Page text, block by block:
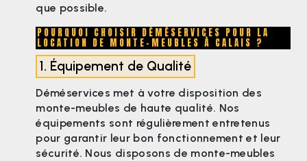
que possible.
POURQUOI CHOISIR DÉMÉSERVICES POUR LA
LOCATION DE MONTE-MEUBLES À CALAIS ?
1. Équipement de Qualité
Déméservices met à votre disposition des
monte-meubles de haute qualité. Nos
équipements sont régulièrement entretenus
pour garantir leur bon fonctionnement et leur
sécurité. Nous disposons de monte-meubles